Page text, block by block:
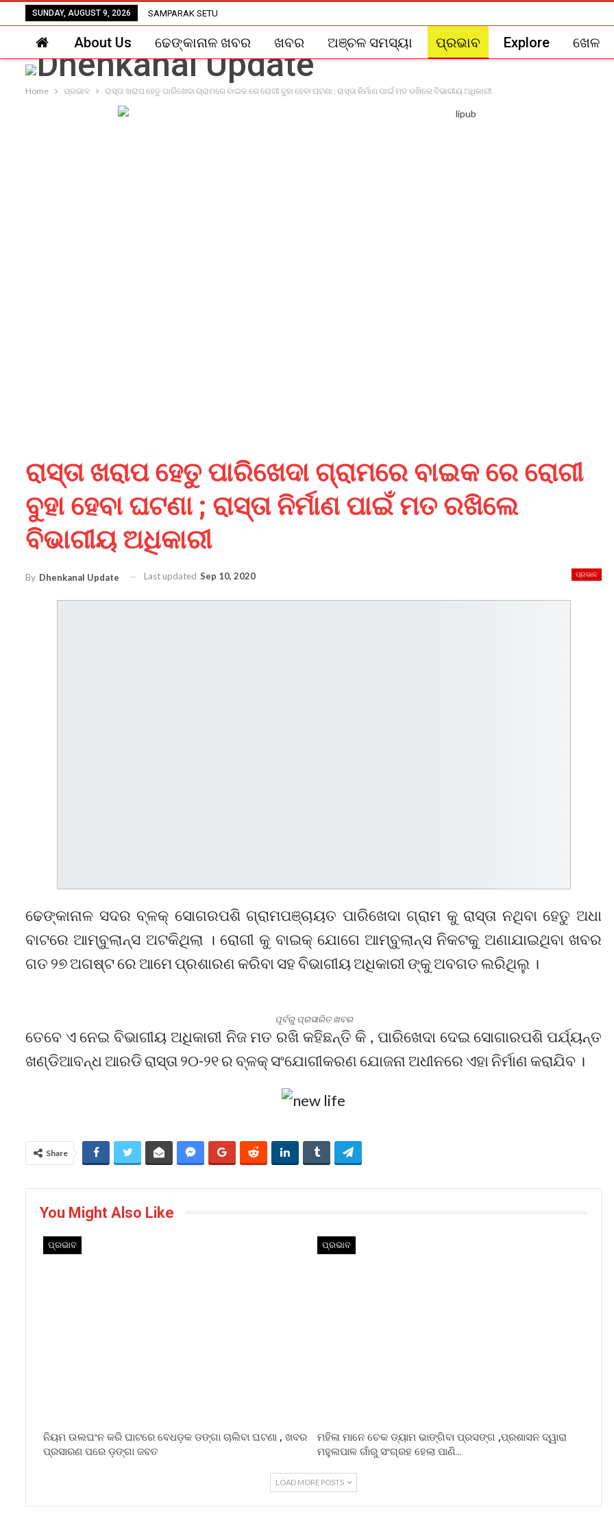
SUNDAY, AUGUST 9, 2026 SAMPARAK SETU
About Us ଢେଙ୍କାନାଳ ଖବର ଖବର ଅଞ୍ଚଳ ସମସ୍ୟା ପ୍ରଭାବ Explore ଖେଳ
Home ପ୍ରଭାବ ରାସ୍ତା ଖରାପ ହେତୁ ପାରିଖେଦା ଗ୍ରାମରେ ବାଇକ ରେ ରୋଗୀ ବୁହା ହେବା ଘଟଣା ; ରାସ୍ତା ନିର୍ମାଣ ପାଇଁ ମତ ରଖିଲେ ବିଭାଗୀୟ ଅଧିକାରୀ
ରାସ୍ତା ଖରାପ ହେତୁ ପାରିଖେଦା ଗ୍ରାମରେ ବାଇକ ରେ ରୋଗୀ
ବୁହା ହେବା ଘଟଣା ; ରାସ୍ତା ନିର୍ମାଣ ପାଇଁ ମତ ରଖିଲେ
ବିଭାଗୀୟ ଅଧିକାରୀ
ପ୍ରଭାବ
By Dhenkanal Update Last updated Sep 10, 2020
ଢେଙ୍କାନାଳ ସଦର ବ୍ଳକ୍ ସୋଗରପଶି ଗ୍ରାମପଞ୍ଚାୟତ ପାରିଖେଦା ଗ୍ରାମ କୁ ରାସ୍ତା ନଥିବା ହେତୁ ଅଧା
ବାଟରେ ଆମ୍ବୁଲାନ୍ସ ଅଟକିଥିଲା । ରୋଗୀ କୁ ବାଇକ୍ ଯୋଗେ ଆମ୍ବୁଲାନ୍ସ ନିକଟକୁ ଅଣାଯାଇଥିବା ଖବର
ଗତ ୨୭ ଅଗଷ୍ଟ ରେ ଆମେ ପ୍ରଶାରଣ କରିବା ସହ ବିଭାଗୀୟ ଅଧିକାରୀ ଙ୍କୁ ଅବଗତ ଲରିଥିଲୁ ।
ପୂର୍ବରୁ ପ୍ରସାରିତ ଖବର
ତେବେ ଏ ନେଇ ବିଭାଗୀୟ ଅଧିକାରୀ ନିଜ ମତ ରଖି କହିଛନ୍ତି କି , ପାରିଖେଦା ଦେଇ ସୋଗାରପଶି ପର୍ଯ୍ୟନ୍ତ
ଖଣ୍ଡିଆବନ୍ଧ ଆରଡି ରାସ୍ତା ୨୦-୨୧ ର ବ୍ଳକ୍ ସଂଯୋଗୀକରଣ ଯୋଜନା ଅଧୀନରେ ଏହା ନିର୍ମାଣ କରାଯିବ ।
Share
You Might Also Like
ପ୍ରଭାବ
ନିୟମ ଉଲଘଂନ କରି ଘାଟରେ ବେଧଡ଼କ ଡଙ୍ଗା ଚାଲିବା ଘଟଣା , ଖବର
ପ୍ରସାରଣ ପରେ ଡ଼ଙ୍ଗା ଜବତ
ପ୍ରଭାବ
ମହିଳା ମାନେ ଚେକ ଡ୍ୟାମ ଭାଙ୍ଗିବା ପ୍ରସଙ୍ଗ ,ପ୍ରଶାସନ ଦ୍ୱାରା
ମହୁଲପାଳ ଗାଁରୁ ସଂଗ୍ରହ ହେଲା ପାଣି…
LOAD MORE POSTS